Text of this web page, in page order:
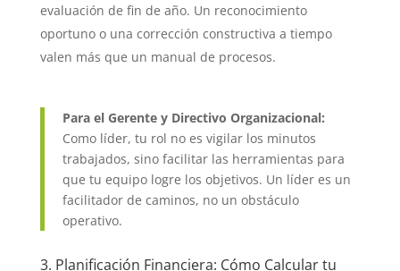
evaluación de fin de año. Un reconocimiento
oportuno o una corrección constructiva a tiempo
valen más que un manual de procesos.
Para el Gerente y Directivo Organizacional:
Como líder, tu rol no es vigilar los minutos
trabajados, sino facilitar las herramientas para
que tu equipo logre los objetivos. Un líder es un
facilitador de caminos, no un obstáculo
operativo.
3. Planificación Financiera: Cómo Calcular tu